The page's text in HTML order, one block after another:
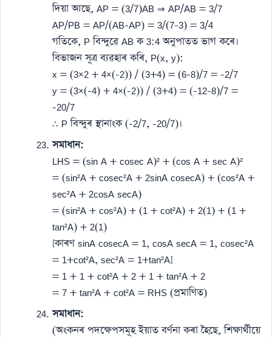
দিয়া আছে, AP = (3/7)AB ⇒ AP/AB = 3/7
AP/PB = AP/(AB-AP) = 3/(7-3) = 3/4
গতিকে, P বিন্দুৱে AB ক 3:4 অনুপাতত ভাগ কৰে।
বিভাজন সূত্ৰ ব্যৱহাৰ কৰি, P(x, y):
x = (3×2 + 4×(-2)) / (3+4) = (6-8)/7 = -2/7
y = (3×(-4) + 4×(-2)) / (3+4) = (-12-8)/7 =
-20/7
∴ P বিন্দুৰ স্থানাংক (-2/7, -20/7)।
সমাধান:
LHS = (sin A + cosec A)² + (cos A + sec A)²
= (sin²A + cosec²A + 2sinA cosecA) + (cos²A +
sec²A + 2cosA secA)
= (sin²A + cos²A) + (1 + cot²A) + 2(1) + (1 +
tan²A) + 2(1)
[কাৰণ sinA cosecA = 1, cosA secA = 1, cosec²A
= 1+cot²A, sec²A = 1+tan²A]
= 1 + 1 + cot²A + 2 + 1 + tan²A + 2
= 7 + tan²A + cot²A = RHS (প্ৰমাণিত)
সমাধান:
(অংকনৰ পদক্ষেপসমূহ ইয়াত বৰ্ণনা কৰা হৈছে, শিক্ষাৰ্থীয়ে